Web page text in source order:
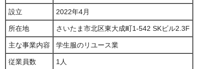
設立 2022年4月
所在地 さいたま市北区東大成町1-542 SKビル2.3F
主な事業内容 学生服のリユース業
従業員数 1人